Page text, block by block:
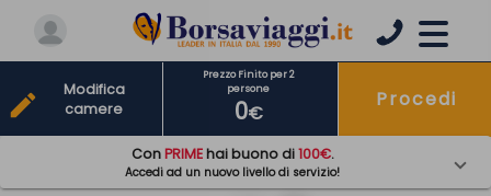
Prezzo Finito per 2
persone
0€
Procedi
edit
Modifica
camere
ConPRIMEhai buono di100€.
Accedi ad un nuovo livello di servizio!